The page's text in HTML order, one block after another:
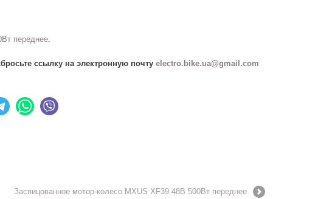
переднее.
ссылку на электронную почту electro.bike.ua@gmail.com
Заспицованное мотор-колесо MXUS XF39 48В 500Вт переднее